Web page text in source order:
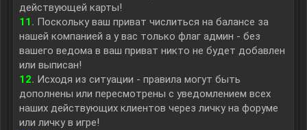
действующей карты!
11. Поскольку ваш приват числиться на балансе за
нашей компанией а у вас только флаг админ - без
вашего ведома в ваш приват никто не будет добавлен
или выписан!
12. Исходя из ситуации - правила могут быть
дополнены или пересмотрены с уведомлением всех
наших действующих клиентов через личку на форуме
или личку в игре!